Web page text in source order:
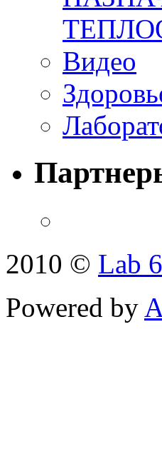
Видео
2010 © Lab 6
Powered by